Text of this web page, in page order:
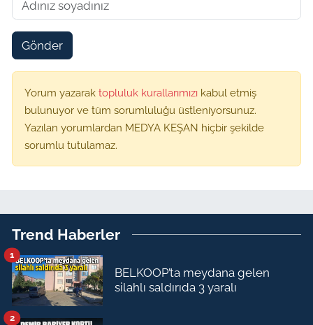
Gönder
Yorum yazarak topluluk kurallarımızı kabul etmiş
bulunuyor ve tüm sorumluluğu üstleniyorsunuz.
Yazılan yorumlardan MEDYA KEŞAN hiçbir şekilde
sorumlu tutulamaz.
Trend Haberler
BELKOOP’ta meydana gelen
silahlı saldırıda 3 yaralı
1
2